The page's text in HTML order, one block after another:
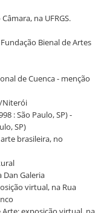
na UFRGS.
Bienal de Artes
de Cuenca - menção
Niterói
: São Paulo, SP) -
SP)
arte brasileira, no
Dan Galeria
virtual, na Rua